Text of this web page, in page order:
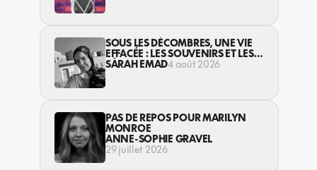
SOUS LES DÉCOMBRES, UNE VIE
EFFACÉE : LES SOUVENIRS ET LES
RÊVES PERDUS DES HABITANT·ES
SARAH EMAD4 août 2026
PAS DE REPOS POUR MARILYN
MONROE
ANNE-SOPHIE GRAVEL
29 juillet 2026